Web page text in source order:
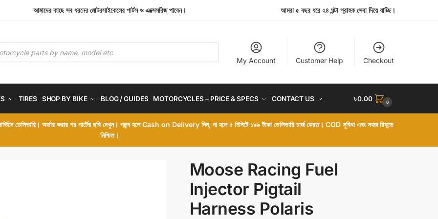
আমাদের কাছে সব ধরনের মোটরসাইকেলের পার্টস ও এক্সেসরিজ পাবেন। আমরা ৫ বছর ধরে ২৪ ঘন্টা গ্রাহক সেবা দিয়ে যাচ্ছি।
My Account Customer Help Checkout
TIRES SHOP BY BIKE BLOG / GUIDES MOTORCYCLES – PRICE & SPECS CONTACT US ৳0.00 0
ডেলিভারি। অর্ডার করার পর পার্টের ছবি দেখুন। পছন্দ হলে Cash on Delivery দিন, না হলে ৫ মিনিটে ১৯৯ টাকা ডেলিভারি চার্জ ফেরত। COD সুবিধা এবং সহজ রিফান্ড
নিশ্চিত।
Moose Racing Fuel
Injector Pigtail
Harness Polaris